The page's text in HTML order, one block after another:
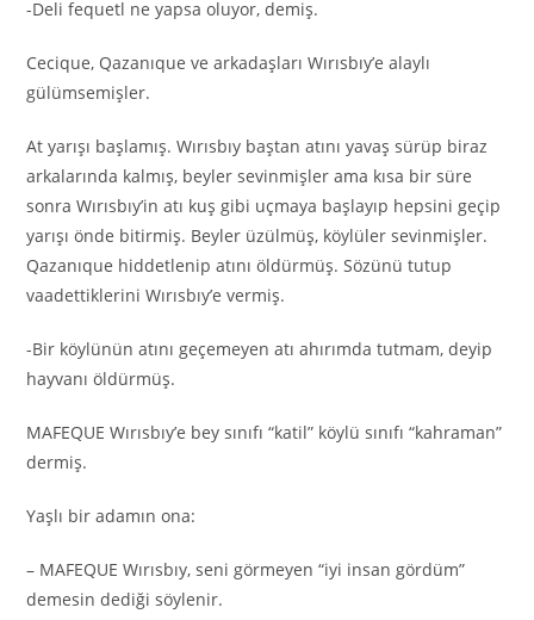
-Deli fequetl ne yapsa oluyor, demiş.
Cecique, Qazanıque ve arkadaşları Wırısbıy’e alaylı
gülümsemişler.
At yarışı başlamış. Wırısbıy baştan atını yavaş sürüp biraz
arkalarında kalmış, beyler sevinmişler ama kısa bir süre
sonra Wırısbıy’in atı kuş gibi uçmaya başlayıp hepsini geçip
yarışı önde bitirmiş. Beyler üzülmüş, köylüler sevinmişler.
Qazanıque hiddetlenip atını öldürmüş. Sözünü tutup
vaadettiklerini Wırısbıy’e vermiş.
-Bir köylünün atını geçemeyen atı ahırımda tutmam, deyip
hayvanı öldürmüş.
MAFEQUE Wırısbıy’e bey sınıfı “katil” köylü sınıfı “kahraman”
dermiş.
Yaşlı bir adamın ona:
– MAFEQUE Wırısbıy, seni görmeyen “iyi insan gördüm”
demesin dediği söylenir.